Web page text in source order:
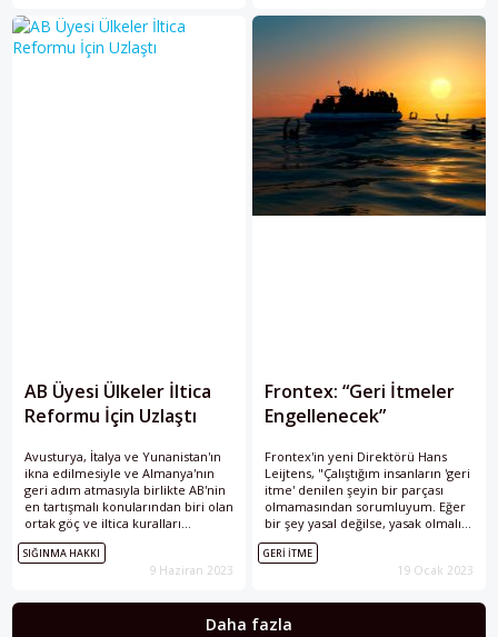
AB Üyesi Ülkeler İltica
Reformu İçin Uzlaştı
Avusturya, İtalya ve Yunanistan'ın
ikna edilmesiyle ve Almanya'nın
geri adım atmasıyla birlikte AB'nin
en tartışmalı konularından biri olan
ortak göç ve iltica kuralları
üzerinde nitelikli bir çoğunluk
sağlayarak anlaşmaya vardığı
açıklandı. Peki, reform kapsamında
hükûmeti neden eleştiriliyor?
SIĞINMA HAKKI
9 Haziran 2023
Frontex: “Geri İtmeler
Engellenecek”
Frontex'in yeni Direktörü Hans
Leijtens, "Çalıştığım insanların 'geri
itme' denilen şeyin bir parçası
olmamasından sorumluyum. Eğer
bir şey yasal değilse, yasak olmalı.
Dolayısıyla bunun çok açık
olduğunu düşünüyorum." diye
GERI İTME
19 Ocak 2023
Daha fazla